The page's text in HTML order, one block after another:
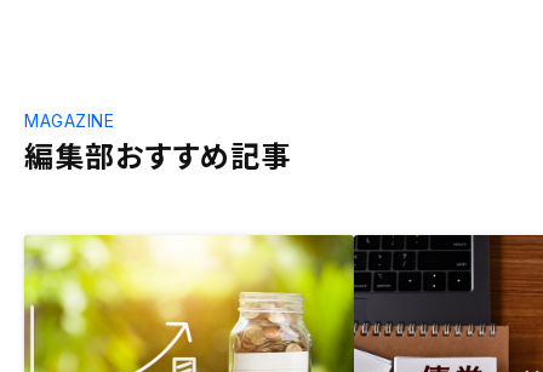
編集部おすすめ記事
MAGAZINE